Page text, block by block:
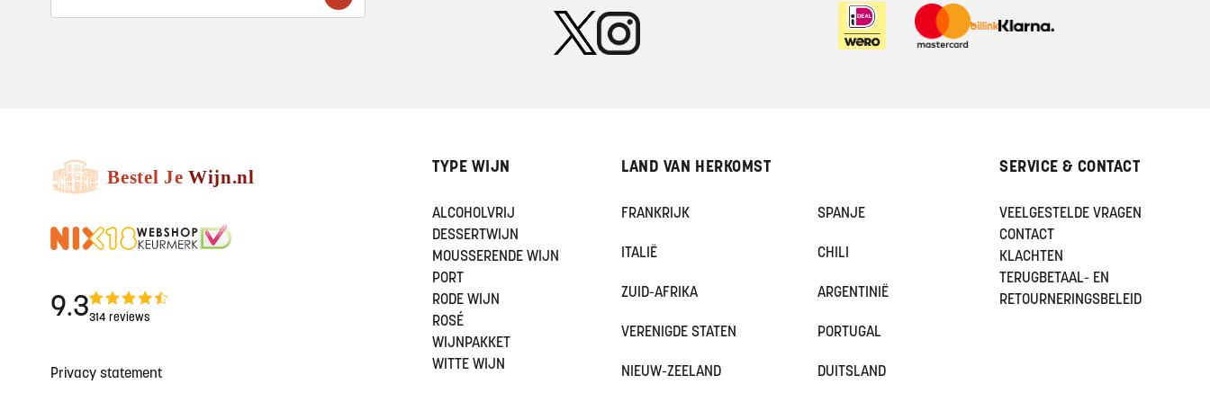
9.3314 reviews
Privacy statement
TYPE WIJN
ALCOHOLVRIJ
DESSERTWIJN
MOUSSERENDE WIJN
PORT
RODE WIJN
ROSÉ
WIJNPAKKET
WITTE WIJN
LAND VAN HERKOMST
FRANKRIJK SPANJE
ITALIË CHILI
ZUID-AFRIKA ARGENTINIË
VERENIGDE STATEN PORTUGAL
NIEUW-ZEELAND DUITSLAND
SERVICE & CONTACT
VEELGESTELDE VRAGEN
CONTACT
KLACHTEN
TERUGBETAAL- EN
RETOURNERINGSBELEID